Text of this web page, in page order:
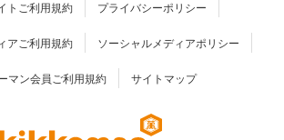
トご利用規約 プライバシーポリシー
アご利用規約 ソーシャルメディアポリシー
マン会員ご利用規約 サイトマップ